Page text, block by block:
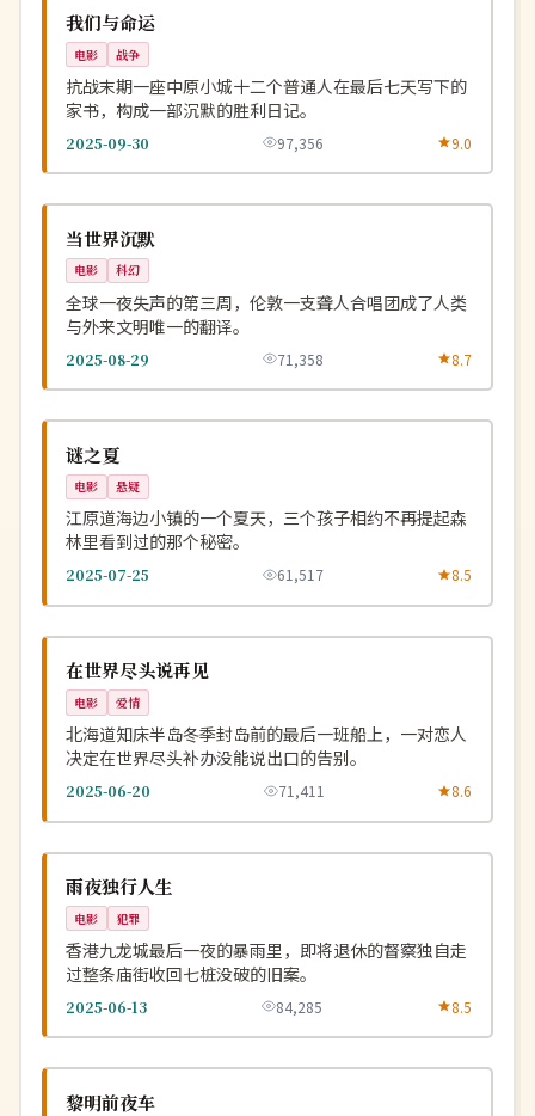
中国
我们与命运
电影 战争
抗战末期一座中原小城十二个普通人在最后七天写下的
家书，构成一部沉默的胜利日记。
2025-09-30 97,356 9.0
英国
当世界沉默
电影 科幻
全球一夜失声的第三周，伦敦一支聋人合唱团成了人类
与外来文明唯一的翻译。
2025-08-29 71,358 8.7
韩国
谜之夏
电影 悬疑
江原道海边小镇的一个夏天，三个孩子相约不再提起森
林里看到过的那个秘密。
2025-07-25 61,517 8.5
日本
在世界尽头说再见
电影 爱情
北海道知床半岛冬季封岛前的最后一班船上，一对恋人
决定在世界尽头补办没能说出口的告别。
2025-06-20 71,411 8.6
中国
雨夜独行人生
电影 犯罪
香港九龙城最后一夜的暴雨里，即将退休的督察独自走
过整条庙街收回七桩没破的旧案。
2025-06-13 84,285 8.5
韩国
黎明前夜车